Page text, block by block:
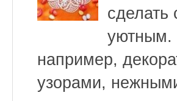
сделать
уютным.
например,
узорами,